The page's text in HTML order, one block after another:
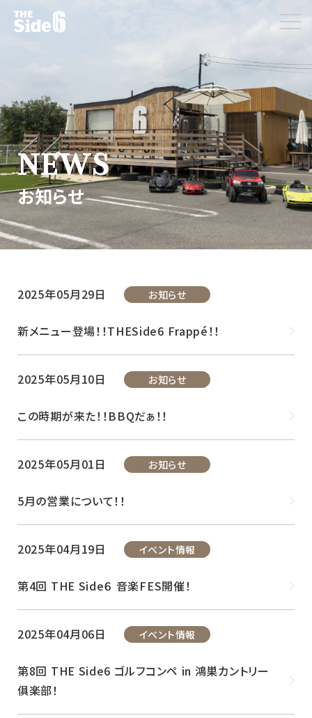
NEWS
お知らせ
2025年05月29日 お知らせ
新メニュー登場！！THESide6 Frappé！！
2025年05月10日 お知らせ
この時期が来た！！BBQだぁ！！
2025年05月01日 お知らせ
5月の営業について！！
2025年04月19日 イベント情報
第4回 THE Side６ 音楽FES開催！
2025年04月06日 イベント情報
第8回 THE Side6 ゴルフコンペ in 鴻巣カントリー
俱楽部！